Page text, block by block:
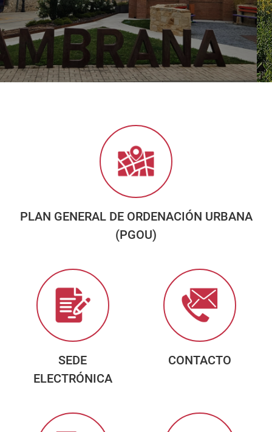
PLAN GENERAL DE ORDENACIÓN URBANA
(PGOU)
SEDE
ELECTRÓNICA
CONTACTO